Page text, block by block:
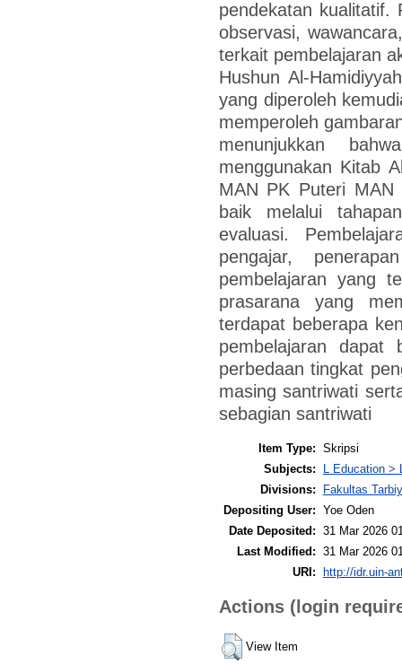
pendekatan kualitatif.
observasi,
terkait pembelajaran
Hushun Al-
yang diperoleh
memperoleh
menunjukkan
menggunakan Kitab
MAN PK Puteri MAN
baik melalui
evaluasi.
pengajar,
pembelajaran yang
prasarana yang
terdapat beberapa
pembelajaran dapat
perbedaan tingkat
masing santriwati
sebagian santriwati
Item Type: Skripsi
Subjects:
L Education >
Divisions:
Fakultas
Depositing User: Yoe Oden
Date Deposited: 31 Mar 2026
Last Modified: 31 Mar 2026
URI: http://idr.uin-
Actions (login
View Item